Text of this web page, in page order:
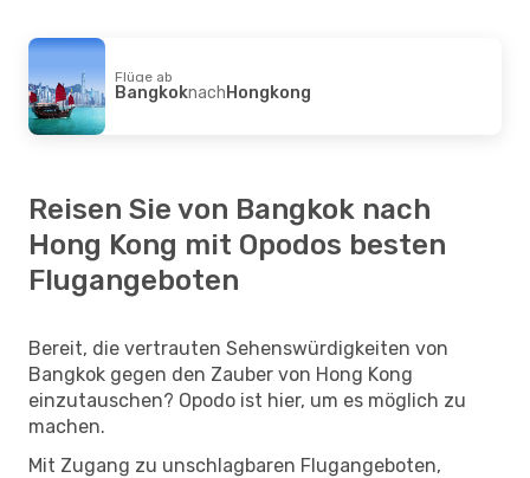
Flüge ab
BangkoknachHongkong
Reisen Sie von Bangkok nach
Hong Kong mit Opodos besten
Flugangeboten
Bereit, die vertrauten Sehenswürdigkeiten von
Bangkok gegen den Zauber von Hong Kong
einzutauschen? Opodo ist hier, um es möglich zu
machen.
Mit Zugang zu unschlagbaren Flugangeboten,